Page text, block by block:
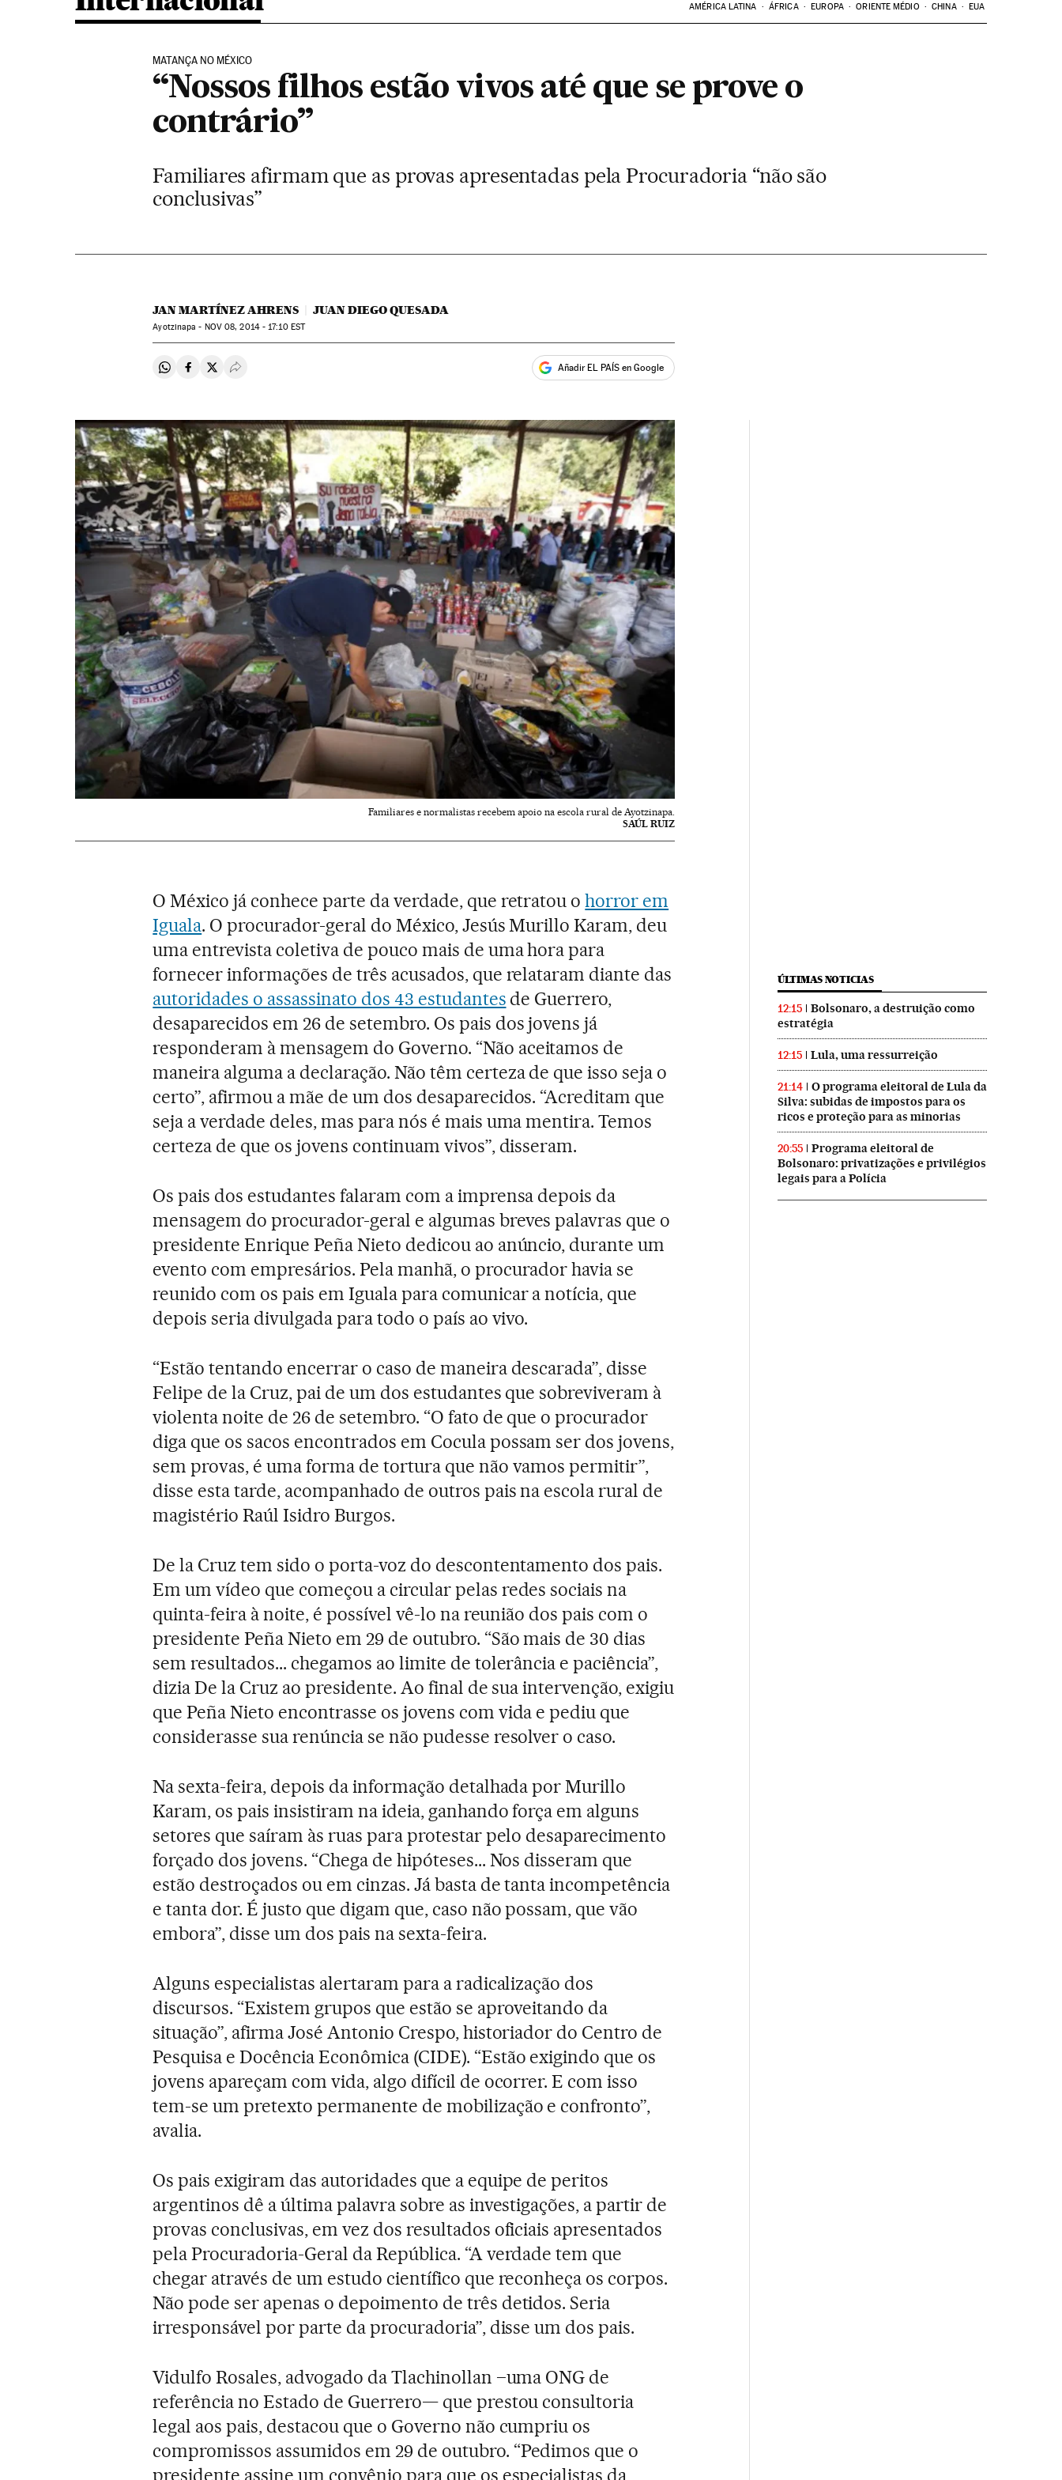
AMÉRICA LATINA ÁFRICA EUROPA ORIENTE MÉDIO CHINA EUA
MATANÇA NO MÉXICO
“Nossos filhos estão vivos até que se prove o
contrário”
Familiares afirmam que as provas apresentadas pela Procuradoria “não são
conclusivas”
JAN MARTÍNEZ AHRENS JUAN DIEGO QUESADA
Ayotzinapa - NOV08, 2014 - 17:10EST
Compartir en Whatsapp
Compartir en Facebook
Compartir en Twitter
Desplegar Redes Sociales Añadir EL PAÍS en Google
Familiares e normalistas recebem apoio na escola rural de Ayotzinapa.
SAÚL RUIZ
O México já conhece parte da verdade, que retratou ohorror em
Iguala. O procurador-geral do México, Jesús Murillo Karam, deu
uma entrevista coletiva de pouco mais de uma hora para
fornecer informações de três acusados, que relataram diante das
autoridades o assassinato dos 43 estudantes de Guerrero,
desaparecidos em 26 de setembro. Os pais dos jovens já
responderam à mensagem do Governo. “Não aceitamos de
maneira alguma a declaração. Não têm certeza de que isso seja o
certo”, afirmou a mãe de um dos desaparecidos. “Acreditam que
seja a verdade deles, mas para nós é mais uma mentira. Temos
certeza de que os jovens continuam vivos”, disseram.
Os pais dos estudantes falaram com a imprensa depois da
mensagem do procurador-geral e algumas breves palavras que o
presidente Enrique Peña Nieto dedicou ao anúncio, durante um
evento com empresários. Pela manhã, o procurador havia se
reunido com os pais em Iguala para comunicar a notícia, que
depois seria divulgada para todo o país ao vivo.
“Estão tentando encerrar o caso de maneira descarada”, disse
Felipe de la Cruz, pai de um dos estudantes que sobreviveram à
violenta noite de 26 de setembro. “O fato de que o procurador
diga que os sacos encontrados em Cocula possam ser dos jovens,
sem provas, é uma forma de tortura que não vamos permitir”,
disse esta tarde, acompanhado de outros pais na escola rural de
magistério Raúl Isidro Burgos.
De la Cruz tem sido o porta-voz do descontentamento dos pais.
Em um vídeo que começou a circular pelas redes sociais na
quinta-feira à noite, é possível vê-lo na reunião dos pais com o
presidente Peña Nieto em 29 de outubro. “São mais de 30 dias
sem resultados... chegamos ao limite de tolerância e paciência”,
dizia De la Cruz ao presidente. Ao final de sua intervenção, exigiu
que Peña Nieto encontrasse os jovens com vida e pediu que
considerasse sua renúncia se não pudesse resolver o caso.
Na sexta-feira, depois da informação detalhada por Murillo
Karam, os pais insistiram na ideia, ganhando força em alguns
setores que saíram às ruas para protestar pelo desaparecimento
forçado dos jovens. “Chega de hipóteses... Nos disseram que
estão destroçados ou em cinzas. Já basta de tanta incompetência
e tanta dor. É justo que digam que, caso não possam, que vão
embora”, disse um dos pais na sexta-feira.
Alguns especialistas alertaram para a radicalização dos
discursos. “Existem grupos que estão se aproveitando da
situação”, afirma José Antonio Crespo, historiador do Centro de
Pesquisa e Docência Econômica (CIDE). “Estão exigindo que os
jovens apareçam com vida, algo difícil de ocorrer. E com isso
tem-se um pretexto permanente de mobilização e confronto”,
avalia.
Os pais exigiram das autoridades que a equipe de peritos
argentinos dê a última palavra sobre as investigações, a partir de
provas conclusivas, em vez dos resultados oficiais apresentados
pela Procuradoria-Geral da República. “A verdade tem que
chegar através de um estudo científico que reconheça os corpos.
Não pode ser apenas o depoimento de três detidos. Seria
irresponsável por parte da procuradoria”, disse um dos pais.
Vidulfo Rosales, advogado da Tlachinollan –uma ONG de
referência no Estado de Guerrero— que prestou consultoria
legal aos pais, destacou que o Governo não cumpriu os
compromissos assumidos em 29 de outubro. “Pedimos que o
presidente assine um convênio para que os especialistas da
ÚLTIMAS NOTICIAS
12:15
Bolsonaro, a destruição como
estratégia
12:15 Lula, uma ressurreição
21:14
O programa eleitoral de Lula da
Silva: subidas de impostos para os
ricos e proteção para as minorias
20:55
Programa eleitoral de
Bolsonaro: privatizações e privilégios
legais para a Polícia